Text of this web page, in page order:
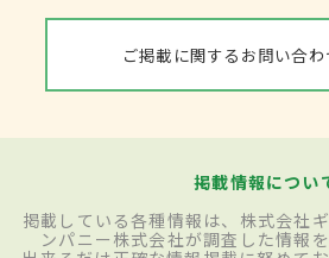
ご掲載に関するお問い合
掲載情報につい
掲載している各種情報は、株式会社
ンパニー株式会社が調査した情報